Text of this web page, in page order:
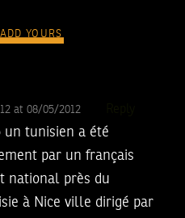
ADD YOURS
at 08/05/2012
un tunisien a été
par un français
national près du
à Nice ville dirigé par